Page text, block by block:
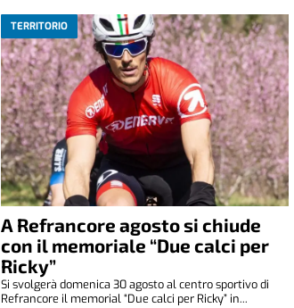
TERRITORIO
A Refrancore agosto si chiude
con il memoriale “Due calci per
Ricky”
Si svolgerà domenica 30 agosto al centro sportivo di
Refrancore il memorial “Due calci per Ricky” in...